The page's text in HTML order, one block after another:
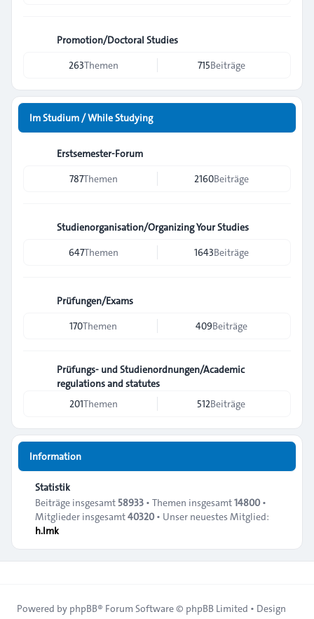
Promotion/Doctoral Studies
263Themen 715Beiträge
Im Studium / While Studying
Erstsemester-Forum
787Themen 2160Beiträge
Studienorganisation/Organizing Your Studies
647Themen 1643Beiträge
Prüfungen/Exams
170Themen 409Beiträge
Prüfungs- und Studienordnungen/Academic
regulations and statutes
201Themen 512Beiträge
Information
Statistik
Beiträge insgesamt 58933• Themen insgesamt14800•
Mitglieder insgesamt40320• Unser neuestes Mitglied:
h.lmk
Powered by phpBB® Forum Software © phpBB Limited • Design